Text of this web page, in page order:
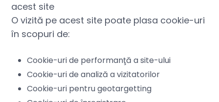
acest site
O vizită pe acest site poate plasa cookie-uri
în scopuri de:
Cookie-uri de performanţă a site-ului
Cookie-uri de analiză a vizitatorilor
Cookie-uri pentru geotargetting